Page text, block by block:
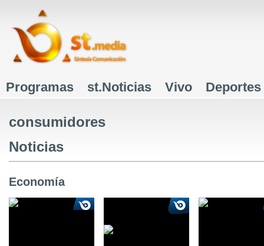
Menú principal
Programas st.Noticias Vivo Deportes
consumidores
Noticias
Economía